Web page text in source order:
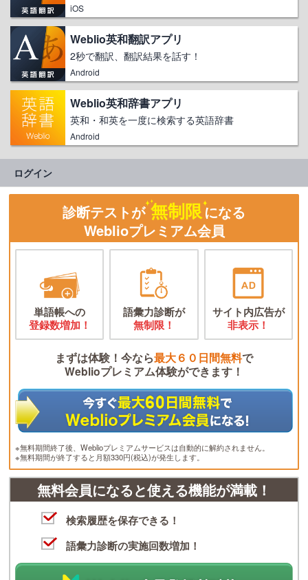
iOS
Weblio英和翻訳アプリ
2秒で翻訳、翻訳結果を話す！
Android
Weblio英和辞書アプリ
英和・和英を一度に検索する英語辞書
Android
ログイン
診断テストが 無制限になる
Weblioプレミアム会員
単語帳への
登録数増加！
語彙力診断が
無制限！
サイト内広告が
非表示！
まずは体験！今なら最大６０日間無料で
Weblioプレミアム体験ができます！
※無料期間終了後、Weblioプレミアムサービスは自動的に解約されません。
※無料期間が終了すると月額330円(税込)が発生します。
無料会員になると使える機能が満載！
検索履歴を保存できる！
語彙力診断の実施回数増加！